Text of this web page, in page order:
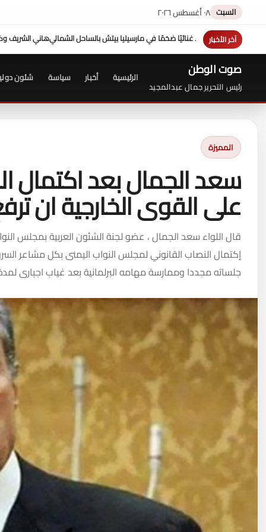
السبت ٠٨ أغسطس ٢٠٢٦
آخر الأخبار هاني الشريف وكيلاً لـ "UN MTC" بجدة ويتوج بجائزة "القائد المؤثر"بيتش بالساحل الشمالي
صوت الوطن
رئيس التحرير جمال عبدالمجيد
الرئيسية أخبار سياسة شئون
المميزة
سعد الجمال بعد اكتمال
على القوى الخارجية ان
قال اللواء سعد الجمال ، عضو لجنة الشئون العربية بمجلس النواب
إكتمال النصاب القانوني لمجلس النواب اليمنى بكل مشاعر
جلساته مجددا وممارسة مهامه البرلمانية بعد غياب اجبارى